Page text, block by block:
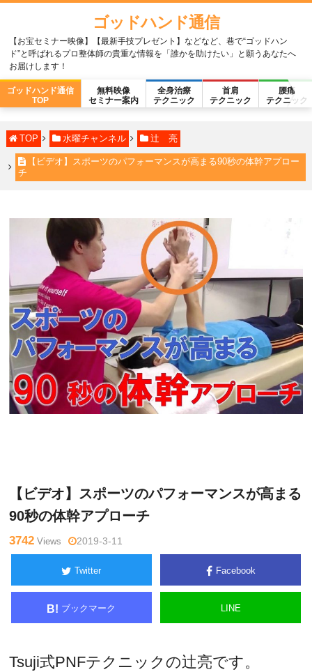
ゴッドハンド通信
【お宝セミナー映像】【最新手技プレゼント】などなど、巷で“ゴッドハン
ド”と呼ばれるプロ整体師の貴重な情報を「誰かを助けたい」と願うあなたへ
お届けします！
ゴッドハンド通信
TOP
無料映像
セミナー案内
全身治療
テクニック
首肩
テクニック
腰痛
テクニック
TOP 水曜チャンネル 辻 亮
【ビデオ】スポーツのパフォーマンスが高まる90秒の体幹アプロー
チ
【ビデオ】スポーツのパフォーマンスが高まる
90秒の体幹アプローチ
3742 Views 2019-3-11
Twitter Facebook
B! ブックマーク LINE
Tsuji式PNFテクニックの辻亮です。